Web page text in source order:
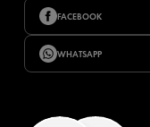
FACEBOOK
WHATSAPP